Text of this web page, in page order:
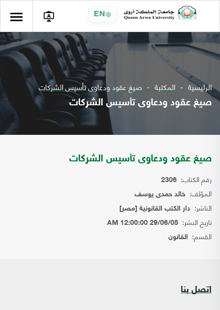
EN
الرئيسية المكتبة صيغ عقود ودعاوى تأسيس الشركات
صيغ عقود ودعاوى تأسيس الشركات
صيغ عقود ودعاوى تأسيس الشركات
رقم الكتاب: 2306
المؤلف: خالد حمدى يوسف
الناشر: دار الكتب القانونية [مصر]
تاريخ النشر: 29/06/05 12:00:00 AM
القسم: القانون
اتصل بنا